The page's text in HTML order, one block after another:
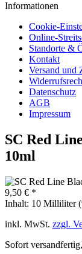
Informationen
Cookie-
Online-
Standorte &
Kontakt
Versand und
Datenschutz
AGB
Impressum
SC Red
10ml
9,50 € *
Inhalt: 10 Milliliter
inkl. MwSt. zzgl.
Sofort